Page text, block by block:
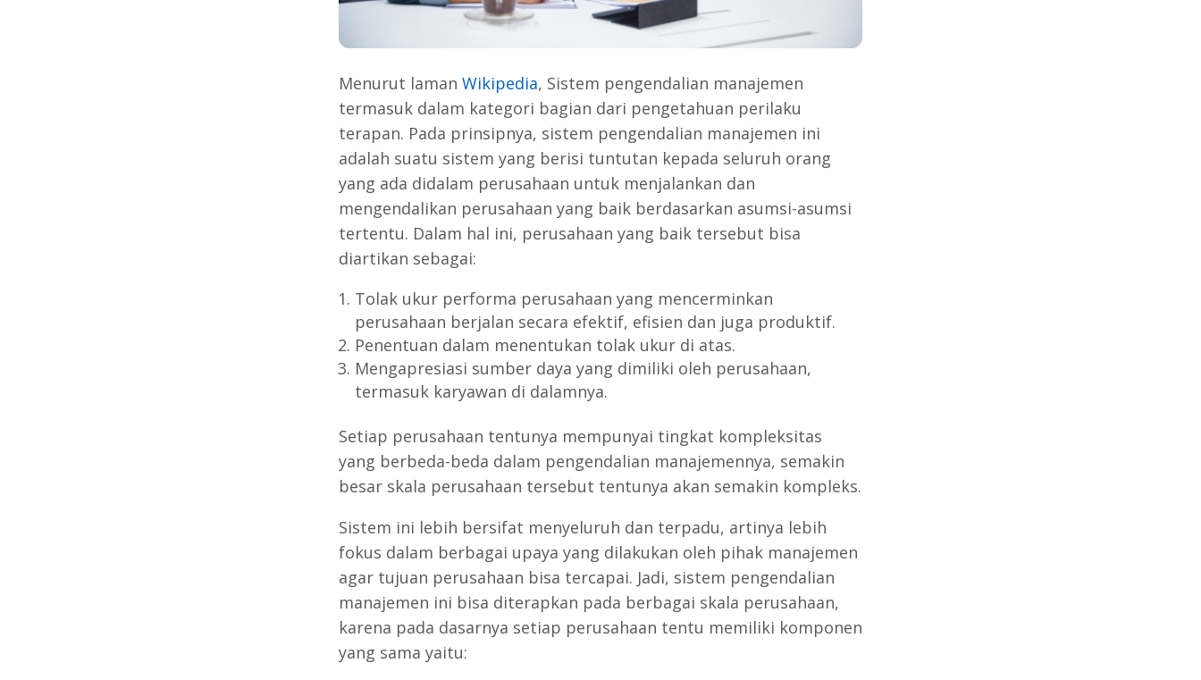
Menurut laman Wikipedia, Sistem pengendalian manajemen
termasuk dalam kategori bagian dari pengetahuan perilaku
terapan. Pada prinsipnya, sistem pengendalian manajemen ini
adalah suatu sistem yang berisi tuntutan kepada seluruh orang
yang ada didalam perusahaan untuk menjalankan dan
mengendalikan perusahaan yang baik berdasarkan asumsi-asumsi
tertentu. Dalam hal ini, perusahaan yang baik tersebut bisa
diartikan sebagai:
Tolak ukur performa perusahaan yang mencerminkan
perusahaan berjalan secara efektif, efisien dan juga produktif.
Penentuan dalam menentukan tolak ukur di atas.
Mengapresiasi sumber daya yang dimiliki oleh perusahaan,
termasuk karyawan di dalamnya.
Setiap perusahaan tentunya mempunyai tingkat kompleksitas
yang berbeda-beda dalam pengendalian manajemennya, semakin
besar skala perusahaan tersebut tentunya akan semakin kompleks.
Sistem ini lebih bersifat menyeluruh dan terpadu, artinya lebih
fokus dalam berbagai upaya yang dilakukan oleh pihak manajemen
agar tujuan perusahaan bisa tercapai. Jadi, sistem pengendalian
manajemen ini bisa diterapkan pada berbagai skala perusahaan,
karena pada dasarnya setiap perusahaan tentu memiliki komponen
yang sama yaitu: